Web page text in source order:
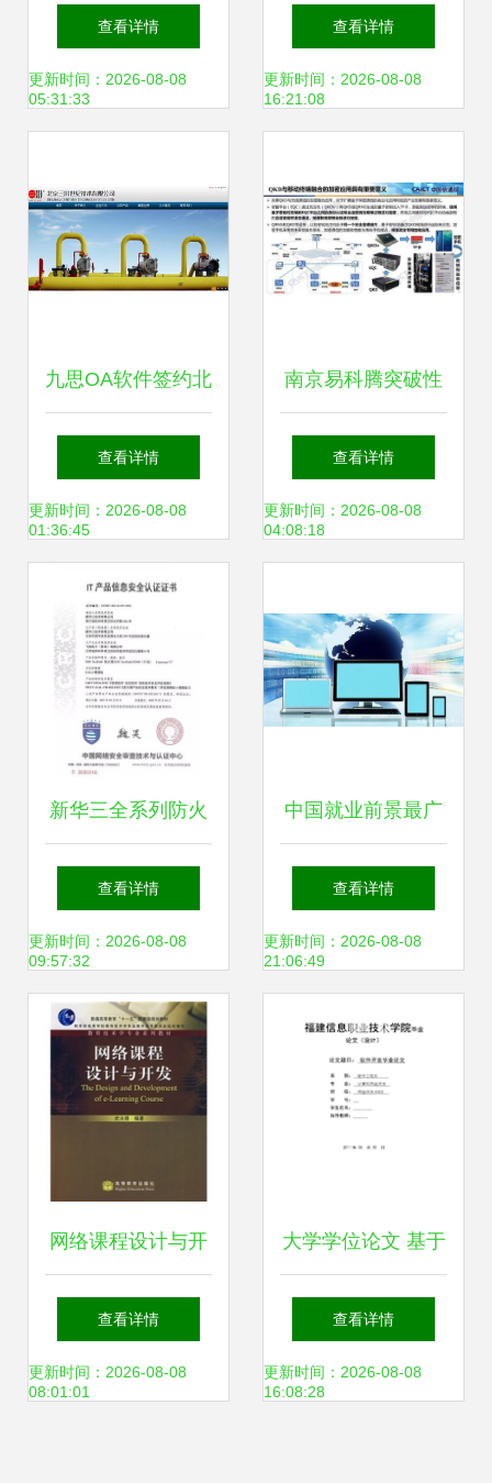
技能 上海黄浦培训
中心特色解析
查看详情
更新时间：2026-08-08
05:31:33
十大网游概念股与
网络技术开发的深
查看详情
更新时间：2026-08-08
16:21:08
九思OA软件签约北
京三川世纪技术，
赋能网络技术开发
新篇章
查看详情
更新时间：2026-08-08
01:36:45
南京易科腾突破性
完成量子密钥分发
与加密手机融合应
安全新时代
查看详情
更新时间：2026-08-08
04:08:18
新华三全系列防火
墙荣获国内首家
EAL4增强级认证，
引领网络技术新高
峰
查看详情
更新时间：2026-08-08
09:57:32
中国就业前景最广
阔的五大工学类专
业 软件工程上榜，
查看详情
更新时间：2026-08-08
21:06:49
网络课程设计与开
发 教育技术学专业
的新视角与实践指
查看详情
更新时间：2026-08-08
08:01:01
大学学位论文 基于
软件开发的计算机
网络技术专业实践
查看详情
更新时间：2026-08-08
16:08:28